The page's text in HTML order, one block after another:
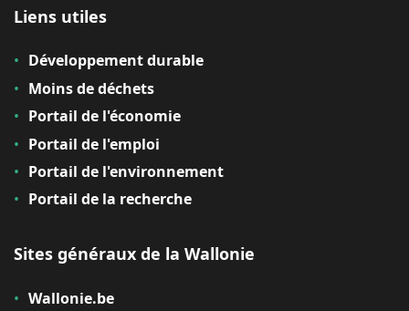
Liens utiles
Développement durable
Moins de déchets
Portail de l'économie
Portail de l'emploi
Portail de l'environnement
Portail de la recherche
Sites généraux de la Wallonie
Wallonie.be